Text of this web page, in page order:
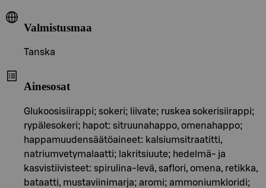
Valmistusmaa
Tanska
Ainesosat
Glukoosisiirappi; sokeri; liivate; ruskea sokerisiirappi;
rypälesokeri; hapot: sitruunahappo, omenahappo;
happamuudensäätöaineet: kalsiumsitraatitti,
natriumvetymalaatti; lakritsiuute; hedelmä- ja
kasvistiivisteet: spirulina-levä, saflori, omena, retikka,
bataatti, mustaviinimarja; aromi; ammoniumkloridi;